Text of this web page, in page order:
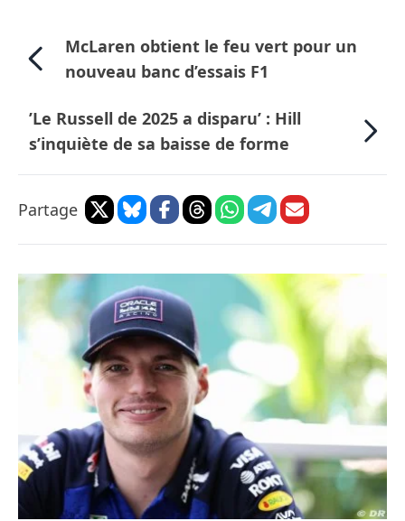
McLaren obtient le feu vert pour un
nouveau banc d’essais F1
’Le Russell de 2025 a disparu’ : Hill
s’inquiète de sa baisse de forme
Partage